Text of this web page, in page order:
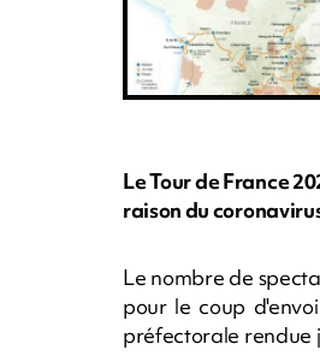
Le Tour de France
raison du
Le nombre de
pour le coup
préfectorale rendue